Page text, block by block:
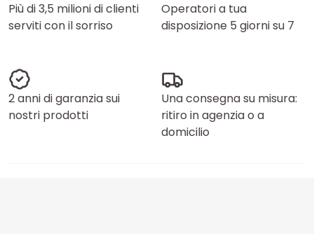
Più di 3,5 milioni di clienti
serviti con il sorriso
Operatori a tua
disposizione 5 giorni su 7
2 anni di garanzia sui
nostri prodotti
Una consegna su misura:
ritiro in agenzia o a
domicilio